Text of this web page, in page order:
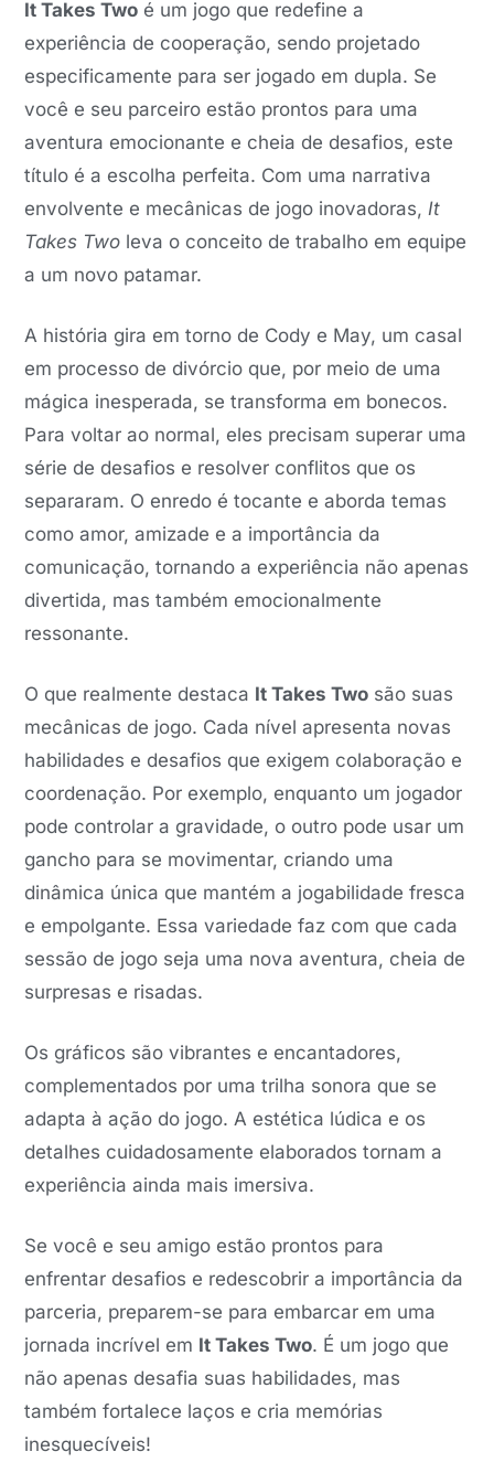
It Takes Two é um jogo que redefine a
experiência de cooperação, sendo projetado
especificamente para ser jogado em dupla. Se
você e seu parceiro estão prontos para uma
aventura emocionante e cheia de desafios, este
título é a escolha perfeita. Com uma narrativa
envolvente e mecânicas de jogo inovadoras, It
Takes Two leva o conceito de trabalho em equipe
a um novo patamar.
A história gira em torno de Cody e May, um casal
em processo de divórcio que, por meio de uma
mágica inesperada, se transforma em bonecos.
Para voltar ao normal, eles precisam superar uma
série de desafios e resolver conflitos que os
separaram. O enredo é tocante e aborda temas
como amor, amizade e a importância da
comunicação, tornando a experiência não apenas
divertida, mas também emocionalmente
ressonante.
O que realmente destaca It Takes Two são suas
mecânicas de jogo. Cada nível apresenta novas
habilidades e desafios que exigem colaboração e
coordenação. Por exemplo, enquanto um jogador
pode controlar a gravidade, o outro pode usar um
gancho para se movimentar, criando uma
dinâmica única que mantém a jogabilidade fresca
e empolgante. Essa variedade faz com que cada
sessão de jogo seja uma nova aventura, cheia de
surpresas e risadas.
Os gráficos são vibrantes e encantadores,
complementados por uma trilha sonora que se
adapta à ação do jogo. A estética lúdica e os
detalhes cuidadosamente elaborados tornam a
experiência ainda mais imersiva.
Se você e seu amigo estão prontos para
enfrentar desafios e redescobrir a importância da
parceria, preparem-se para embarcar em uma
jornada incrível em It Takes Two. É um jogo que
não apenas desafia suas habilidades, mas
também fortalece laços e cria memórias
inesquecíveis!